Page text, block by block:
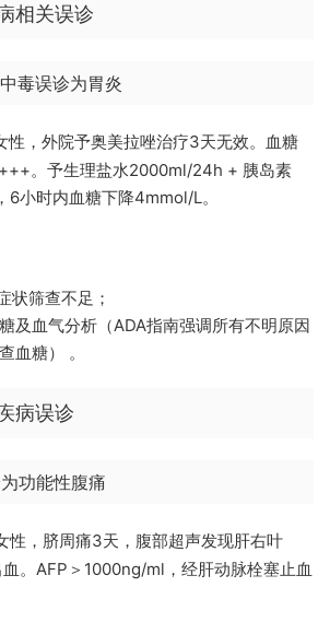
相关误诊
毒误诊为胃炎
性，外院予奥美拉唑治疗3天无效。血糖
。予生理盐水2000ml/24h + 胰岛素
6小时内血糖下降4mmol/L。
状筛查不足；
及血气分析（ADA指南强调所有不明原因
血糖） 。
病误诊
功能性腹痛
性，脐周痛3天，腹部超声发现肝右叶
。AFP＞1000ng/ml，经肝动脉栓塞止血